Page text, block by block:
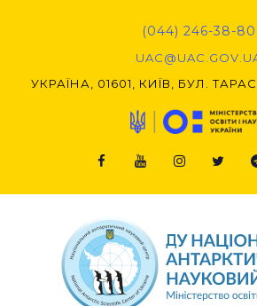
(044) 246-38-80
УКРАЇНА, 01601, КИЇВ, БУЛ.